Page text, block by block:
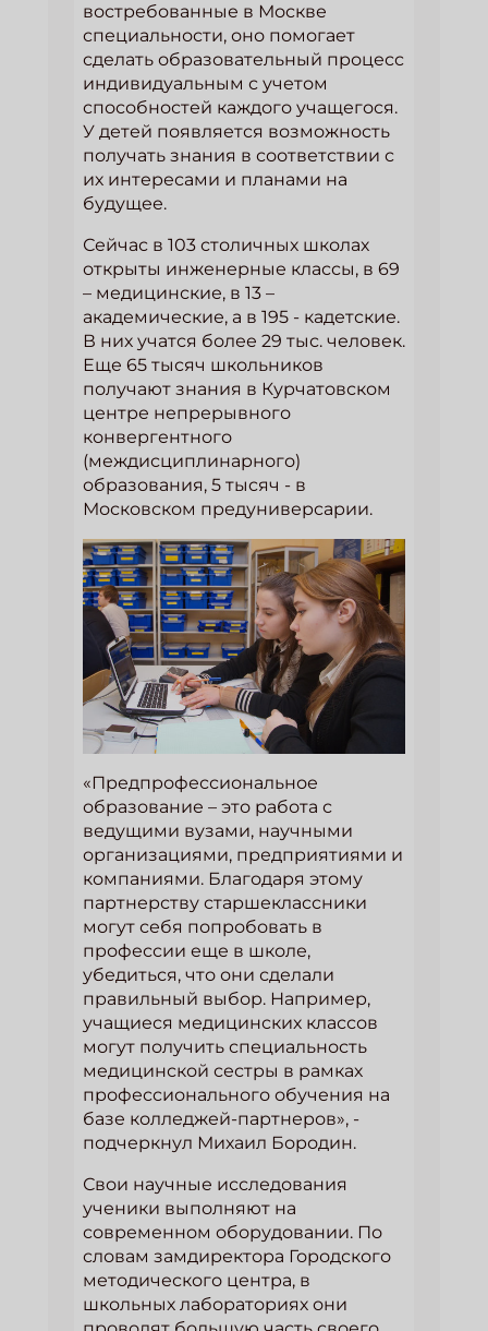
востребованные в Москве
специальности, оно помогает
сделать образовательный процесс
индивидуальным с учетом
способностей каждого учащегося.
У детей появляется возможность
получать знания в соответствии с
их интересами и планами на
будущее.
Сейчас в 103 столичных школах
открыты инженерные классы, в 69
– медицинские, в 13 –
академические, а в 195 - кадетские.
В них учатся более 29 тыс. человек.
Еще 65 тысяч школьников
получают знания в Курчатовском
центре непрерывного
конвергентного
(междисциплинарного)
образования, 5 тысяч - в
Московском предуниверсарии.
«Предпрофессиональное
образование – это работа с
ведущими вузами, научными
организациями, предприятиями и
компаниями. Благодаря этому
партнерству старшеклассники
могут себя попробовать в
профессии еще в школе,
убедиться, что они сделали
правильный выбор. Например,
учащиеся медицинских классов
могут получить специальность
медицинской сестры в рамках
профессионального обучения на
базе колледжей-партнеров», -
подчеркнул Михаил Бородин.
Свои научные исследования
ученики выполняют на
современном оборудовании. По
словам замдиректора Городского
методического центра, в
школьных лабораториях они